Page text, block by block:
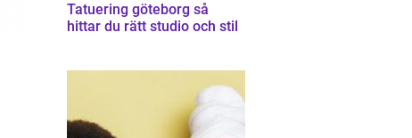
Tatuering göteborg så
hittar du rätt studio och stil